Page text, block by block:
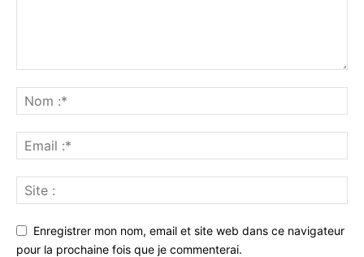
Enregistrer mon nom, email et site web dans ce navigateur
pour la prochaine fois que je commenterai.